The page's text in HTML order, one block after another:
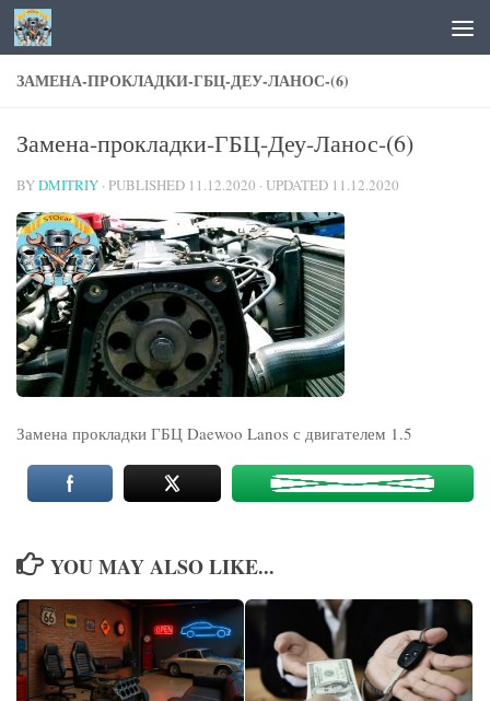
Skip to content
ЗАМЕНА-ПРОКЛАДКИ-ГБЦ-ДЕУ-ЛАНОС-(6)
Замена-прокладки-ГБЦ-Деу-Ланос-(6)
BYDMITRIY · PUBLISHED 11.12.2020 · UPDATED 11.12.2020
Замена прокладки ГБЦ Daewoo Lanos с двигателем 1.5
YOU MAY ALSO LIKE...